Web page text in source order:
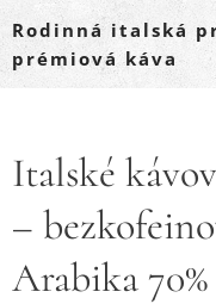
Rodinná italská
prémiová káva
Italské
–
Arabika 70%